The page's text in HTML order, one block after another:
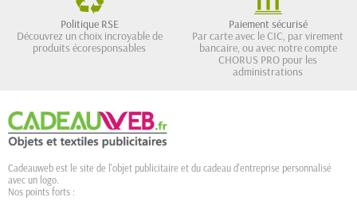
Politique RSE
Découvrez un choix incroyable de
produits écoresponsables
Paiement sécurisé
Par carte avec le CIC, par virement
bancaire, ou avec notre compte
CHORUS PRO pour les
administrations
Cadeauweb est le site de l'objet publicitaire et du cadeau d'entreprise personnalisé
avec un logo.
Nos points forts :